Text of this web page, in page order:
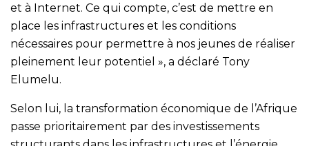
et à Internet. Ce qui compte, c’est de mettre en
place les infrastructures et les conditions
nécessaires pour permettre à nos jeunes de réaliser
pleinement leur potentiel », a déclaré Tony
Elumelu.
Selon lui, la transformation économique de l’Afrique
passe prioritairement par des investissements